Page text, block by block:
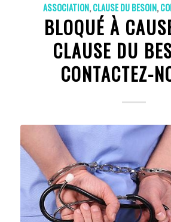
ASSOCIATION,CLAUSE DU BESOIN,
BLOQUÉ À
CLAUSE DU
CONTACTEZ-